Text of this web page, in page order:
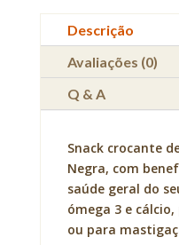
Descrição
Avaliações (0)
Q & A
Snack crocante
Negra, com
saúde geral do
ómega 3 e
ou para